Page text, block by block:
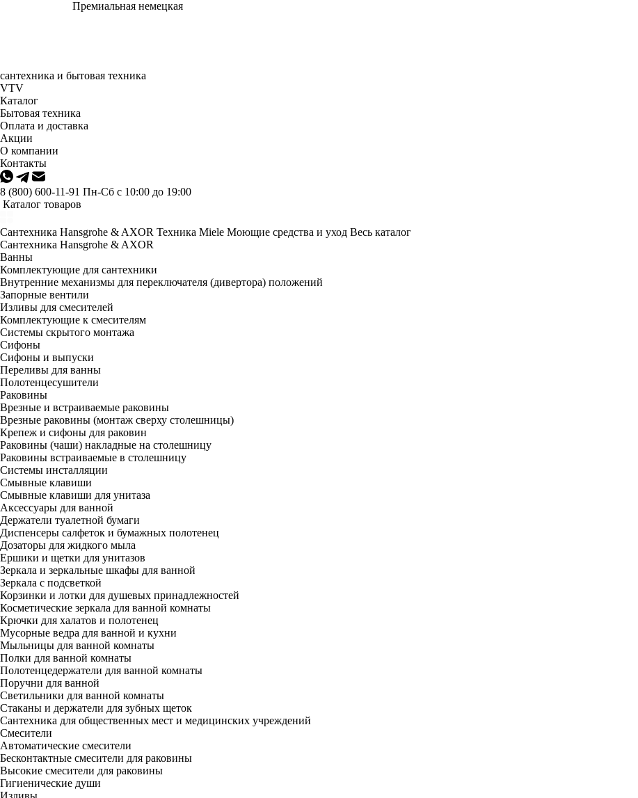
Премиальная немецкая
сантехника и бытовая техника
VTV
Каталог
Бытовая техника
Оплата и доставка
Акции
О компании
Контакты
8 (800) 600-11-91 Пн-Сб с 10:00 до 19:00
Каталог товаров
Сантехника Hansgrohe & AXOR Техника Miele Моющие средства и уход Весь каталог
Сантехника Hansgrohe & AXOR
Ванны
Комплектующие для сантехники
Внутренние механизмы для переключателя (дивертора) положений
Запорные вентили
Изливы для смесителей
Комплектующие к смесителям
Системы скрытого монтажа
Сифоны
Сифоны и выпуски
Переливы для ванны
Полотенцесушители
Раковины
Врезные и встраиваемые раковины
Врезные раковины (монтаж сверху столешницы)
Крепеж и сифоны для раковин
Раковины (чаши) накладные на столешницу
Раковины встраиваемые в столешницу
Системы инсталляции
Смывные клавиши
Смывные клавиши для унитаза
Аксессуары для ванной
Держатели туалетной бумаги
Диспенсеры салфеток и бумажных полотенец
Дозаторы для жидкого мыла
Ершики и щетки для унитазов
Зеркала и зеркальные шкафы для ванной
Зеркала с подсветкой
Корзинки и лотки для душевых принадлежностей
Косметические зеркала для ванной комнаты
Крючки для халатов и полотенец
Мусорные ведра для ванной и кухни
Мыльницы для ванной комнаты
Полки для ванной комнаты
Полотенцедержатели для ванной комнаты
Поручни для ванной
Светильники для ванной комнаты
Стаканы и держатели для зубных щеток
Сантехника для общественных мест и медицинских учреждений
Смесители
Автоматические смесители
Бесконтактные смесители для раковины
Высокие смесители для раковины
Гигиенические души
Изливы